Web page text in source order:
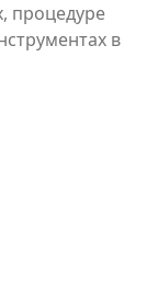
процедуре
в